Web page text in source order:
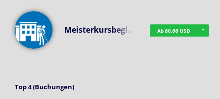
Meisterkursbegl… Ab 80,66 USD
Top 4 (Buchungen)